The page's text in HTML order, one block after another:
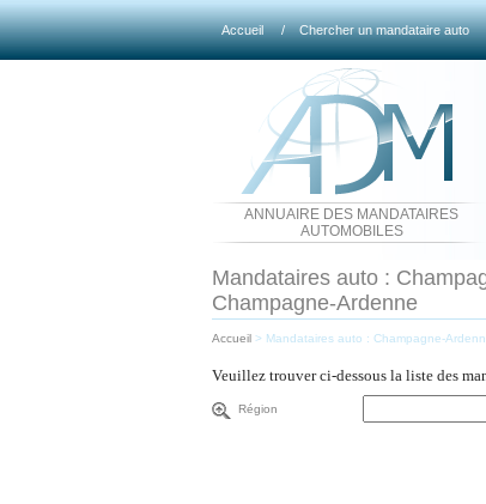
Accueil / Chercher un mandataire auto
ANNUAIRE DES MANDATAIRES
AUTOMOBILES
Mandataires auto :
Champagne-Ardenne
Accueil > Mandataires auto : Champagne-
Veuillez trouver ci-dessous la liste des
Région